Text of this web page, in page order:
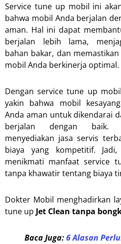
Service tune up mobil ini
bahwa mobil Anda berjalan
aman. Hal ini dapat
berjalan lebih lama,
bahan bakar, dan
mobil Anda berkinerja optimal.
Dengan service tune up
yakin bahwa mobil
Anda aman untuk dikendarai
berjalan dengan baik.
menyediakan jasa servis
biaya yang kompetitif.
menikmati manfaat service
tanpa khawatir tentang biaya
Dokter Mobil menghadirkan
tune up Jet Clean tanpa
Baca Juga:6 Alasan